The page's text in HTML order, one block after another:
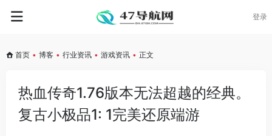
登录
首页 • 博客 • 行业资讯 • 游戏资讯 • 正文
热血传奇1.76版本无法超越的经典。
复古小极品1: 1完美还原端游